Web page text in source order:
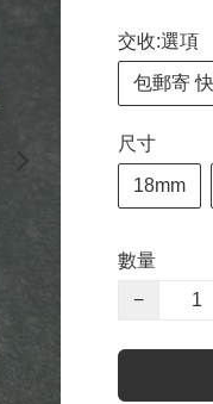
交收:選項
包郵寄
尺寸
18mm
數量
−